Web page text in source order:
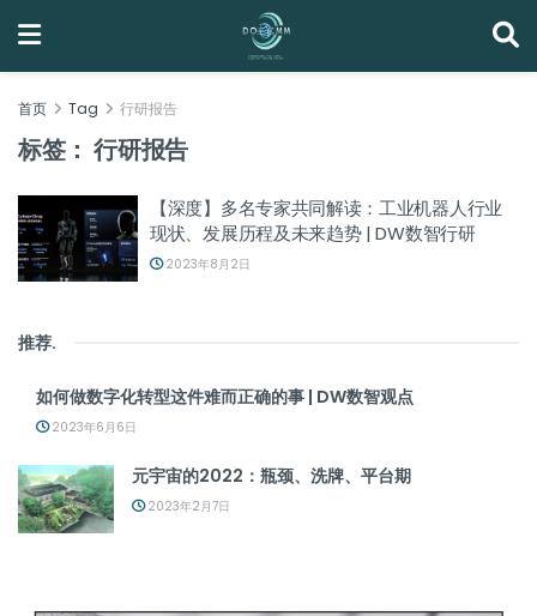
首页 Tag 行研报告
标签：行研报告
【深度】多名专家共同解读：工业机器人行业
现状、发展历程及未来趋势 | DW数智行研
2023年8月2日
推荐.
如何做数字化转型这件难而正确的事 | DW数智观点
2023年6月6日
元宇宙的2022：瓶颈、洗牌、平台期
2023年2月7日